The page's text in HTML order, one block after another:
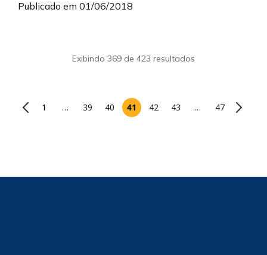
Publicado em 01/06/2018
Exibindo 369 de 423 resultados
1 … 39 40 41 42 43 … 47